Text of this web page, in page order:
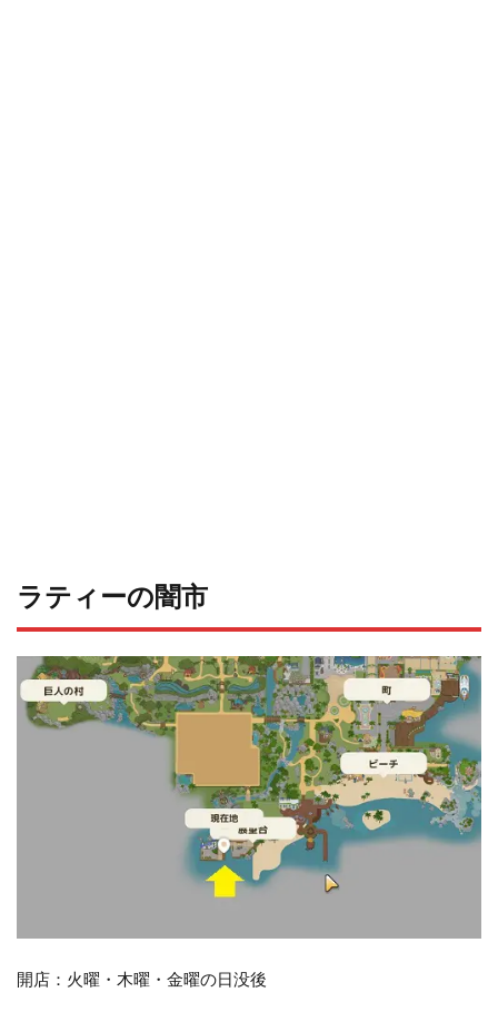
ラティーの闇市
開店：火曜・木曜・金曜の日没後